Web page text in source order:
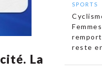
La
SPORTS
reste